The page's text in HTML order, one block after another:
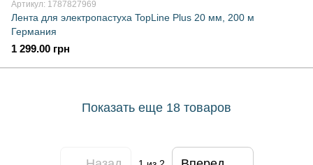
Артикул: 1787827969
Лента для электропастуха TopLine Plus 20 мм, 200 м
Германия
1 299.00 грн
Показать еще 18 товаров